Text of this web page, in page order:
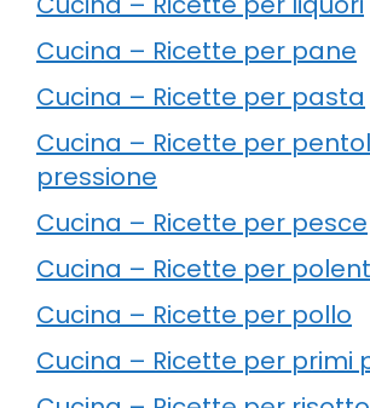
Cucina – Ricette per pane
Cucina – Ricette per pasta
Cucina – Ricette per
pressione
Cucina – Ricette per pesce
Cucina – Ricette per
Cucina – Ricette per pollo
Cucina – Ricette per primi